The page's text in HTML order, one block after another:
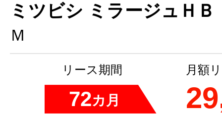
ミツビシ ミラージュＨＢ
Ｍ
リース期間
72カ月
月額